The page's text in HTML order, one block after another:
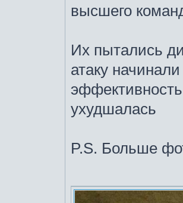
высшего
Их пытались
атаку
ухудшалась
P.S. Больше